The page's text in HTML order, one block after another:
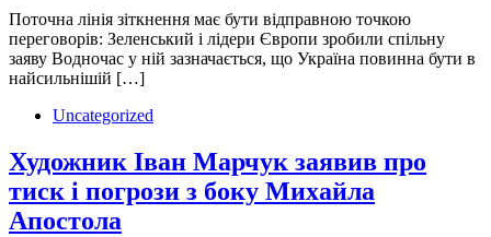
️Поточна лінія зіткнення має бути відправною точкою
переговорів: Зеленський і лідери Європи зробили спільну
заяву Водночас у ній зазначається, що Україна повинна бути в
найсильнішій […]
Uncategorized
Художник Іван Марчук заявив про
тиск і погрози з боку Михайла
Апостола